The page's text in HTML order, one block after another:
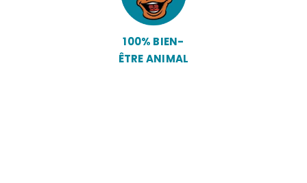
100% BIEN-
ÊTRE ANIMAL